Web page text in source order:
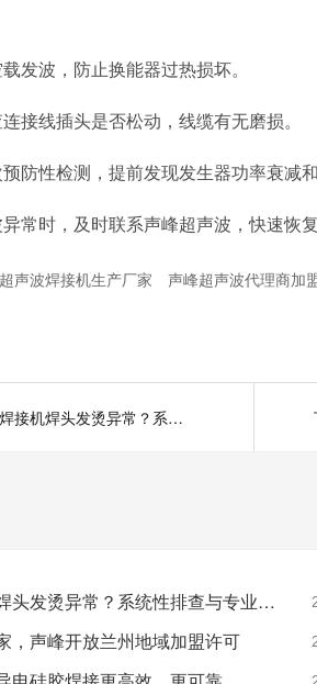
发波，防止换能器过热损坏。
接线插头是否松动，线缆有无磨损。
防性检测，提前发现发生器功率衰减
常时，及时联系声峰超声波，快速恢
超声波焊接机生产厂家 声峰超声波代理商加
必能信超声波焊接机焊头发烫异常？系统性排查与专业解决方案
必能信超声波焊接机焊头发烫异常？系统性排查与专业解决方案
，声峰开放兰州地域加盟许可